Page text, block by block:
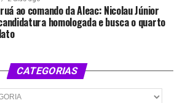
ao comando da Aleac: Nicolau Júnior
homologada e busca o quarto
CATEGORIAS